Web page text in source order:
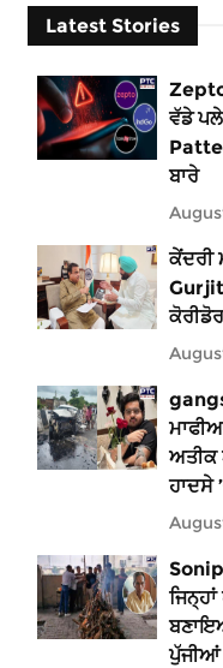
Latest Stories
ਵੱਡੇ
ਬਾਰੇ
ਕੇਂਦਰੀ
ਅਤੀਕ
ਹਾਦਸੇ
ਪੁੱਜੀਆਂ